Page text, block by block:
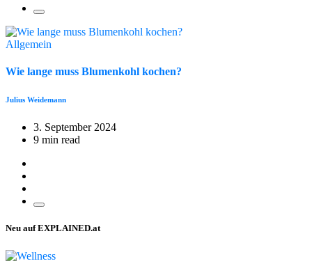
Allgemein
Wie lange muss Blumenkohl kochen?
Julius Weidemann
3. September 2024
9 min read
Neu auf EXPLAINED.at